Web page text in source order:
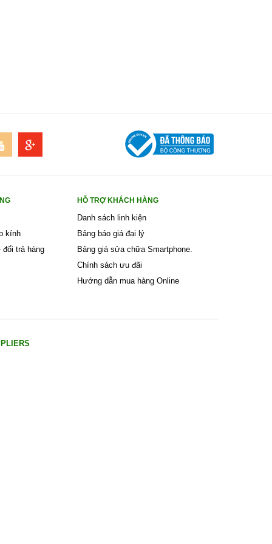
kính
đổi trả hàng
HỖ TRỢ KHÁCH HÀNG
Danh sách linh kiện
Bảng báo giá đại lý
Bảng giá sửa chữa Smartphone.
Chính sách ưu đãi
Hướng dẫn mua hàng Online